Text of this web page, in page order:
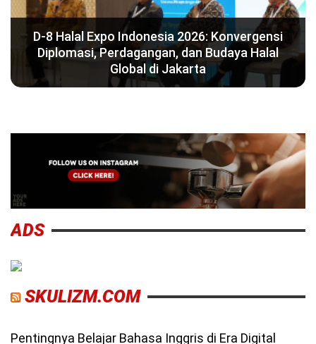
D-8 Halal Expo Indonesia 2026: Konvergensi
Diplomasi, Perdagangan, dan Budaya Halal
Global di Jakarta
ADS
SKULIZM.COM
Pentingnya Belajar Bahasa Inggris di Era Digital